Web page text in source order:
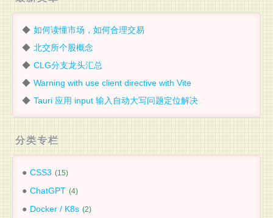
如何读懂市场，如何合理交易
北交所个股概念
CLG分支龙头汇总
Warning with use client directive with Vite
Tauri 应用 input 输入自动大写问题定位解决
分类专栏
CSS3 15
ChatGPT 4
Docker / K8s 2